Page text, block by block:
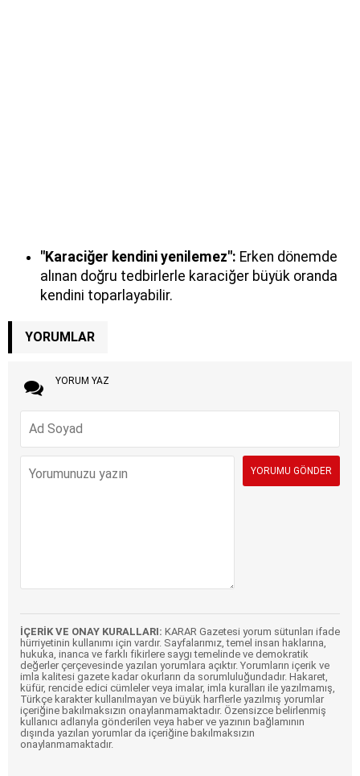
"Karaciğer kendini yenilemez": Erken dönemde
alınan doğru tedbirlerle karaciğer büyük oranda
kendini toparlayabilir.
YORUMLAR
YORUM YAZ
İÇERİK VE ONAY KURALLARI: KARAR Gazetesi yorum sütunları ifade
hürriyetinin kullanımı için vardır. Sayfalarımız, temel insan haklarına,
hukuka, inanca ve farklı fikirlere saygı temelinde ve demokratik
değerler çerçevesinde yazılan yorumlara açıktır. Yorumların içerik ve
imla kalitesi gazete kadar okurların da sorumluluğundadır. Hakaret,
küfür, rencide edici cümleler veya imalar, imla kuralları ile yazılmamış,
Türkçe karakter kullanılmayan ve büyük harflerle yazılmış yorumlar
içeriğine bakılmaksızın onaylanmamaktadır. Özensizce belirlenmiş
kullanıcı adlarıyla gönderilen veya haber ve yazının bağlamının
dışında yazılan yorumlar da içeriğine bakılmaksızın
onaylanmamaktadır.